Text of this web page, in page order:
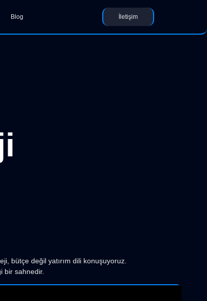
Blog İletişim
bütçe değil yatırım dili konuşuyoruz.
bir sahnedir.